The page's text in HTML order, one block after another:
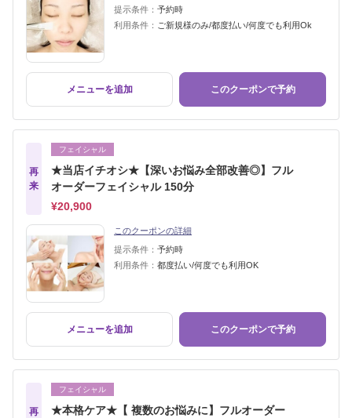
提示条件： 予約時
利用条件： ご新規様のみ/都度払い/何度でも利用Ok
メニューを追加 このクーポンで予約
再
来
フェイシャル
★当店イチオシ★【深いお悩み全部改善◎】フル
オーダーフェイシャル 150分
¥20,900
このクーポンの詳細
提示条件： 予約時
利用条件： 都度払い/何度でも利用OK
メニューを追加 このクーポンで予約
再
フェイシャル
★本格ケア★【 複数のお悩みに】フルオーダー